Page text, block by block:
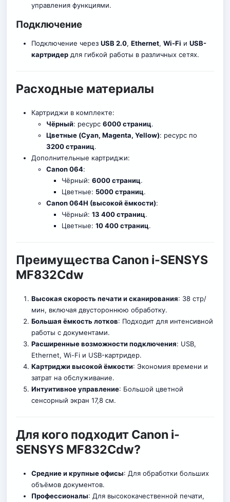
управления функциями.
Подключение
Подключение через USB 2.0, Ethernet, Wi-Fi и USB-
картридердля гибкой работы в различных сетях.
Расходные материалы
Картриджи в комплекте:
Чёрный: ресурс6000 страниц.
Цветные (Cyan, Magenta, Yellow): ресурс по
3200 страниц.
Дополнительные картриджи:
Canon 064:
Чёрный:6000 страниц.
Цветные: 5000 страниц.
Canon 064H (высокой ёмкости):
Чёрный:13 400 страниц.
Цветные:10 400 страниц.
Преимущества Canon i-SENSYS
MF832Cdw
Высокая скорость печати и сканирования: 38 стр/
мин, включая двустороннюю обработку.
Большая ёмкость лотков: Подходит для интенсивной
работы с документами.
Расширенные возможности подключения: USB,
Ethernet, Wi-Fi и USB-картридер.
Картриджи высокой ёмкости: Экономия времени и
затрат на обслуживание.
Интуитивное управление: Большой цветной
сенсорный экран 17,8 см.
Для кого подходит Canon i-
SENSYS MF832Cdw?
Средние и крупные офисы: Для обработки больших
объёмов документов.
Профессионалы: Для высококачественной печати,